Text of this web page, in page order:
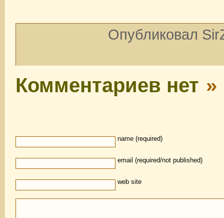
Опубликовал
Комментариев нет »
name (required)
email (required/not published)
web site